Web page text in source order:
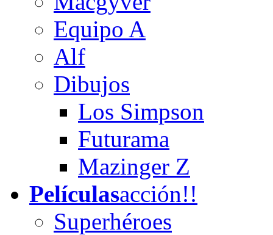
Equipo A
Alf
Dibujos
Los Simpson
Futurama
Mazinger Z
Películasacción!!
Superhéroes